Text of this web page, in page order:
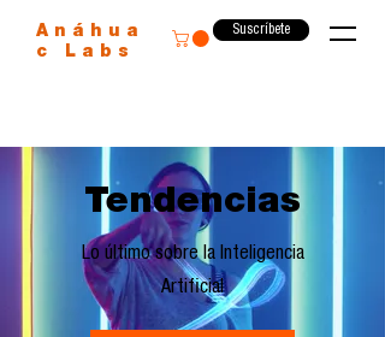
Anáhua
c Labs
Suscríbete
Tendencias
Lo último sobre la Inteligencia
Artificial